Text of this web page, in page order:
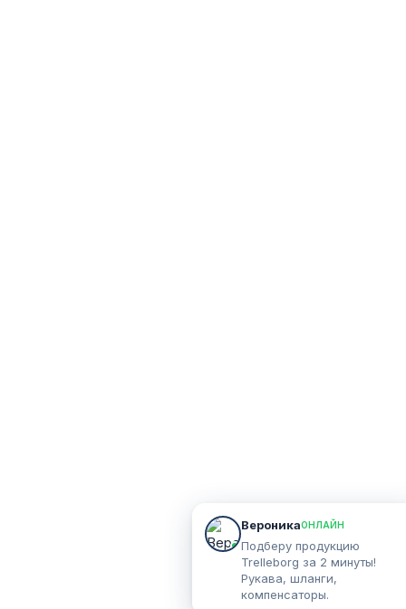
ВероникаОНЛАЙН
Подберу продукцию
Trelleborg за 2 минуты!
Рукава, шланги,
компенсаторы.